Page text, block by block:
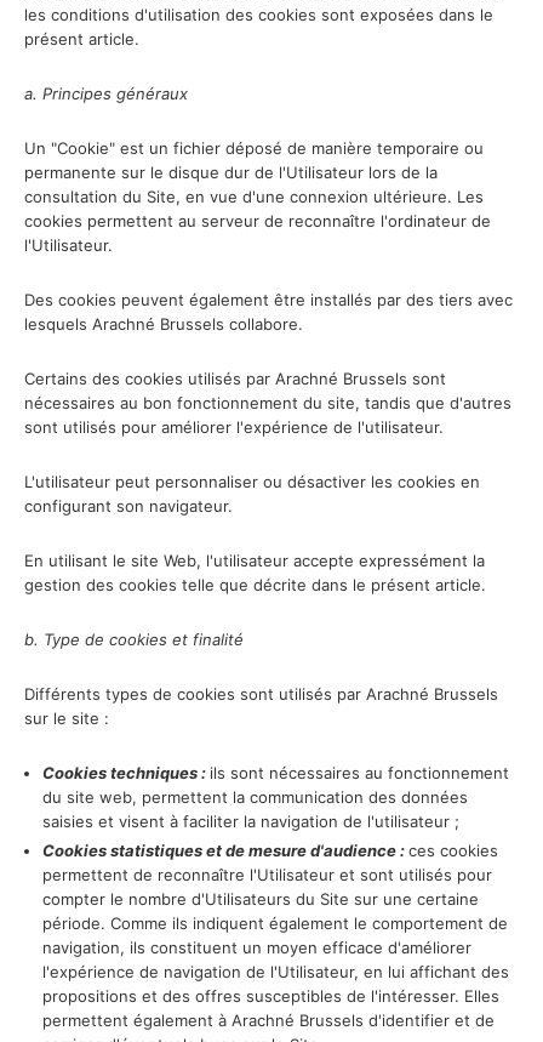
les conditions d'utilisation des cookies sont exposées dans le
présent article.
a. Principes généraux
Un "Cookie" est un fichier déposé de manière temporaire ou
permanente sur le disque dur de l'Utilisateur lors de la
consultation du Site, en vue d'une connexion ultérieure. Les
cookies permettent au serveur de reconnaître l'ordinateur de
l'Utilisateur.
Des cookies peuvent également être installés par des tiers avec
lesquels Arachné Brussels collabore.
Certains des cookies utilisés par Arachné Brussels sont
nécessaires au bon fonctionnement du site, tandis que d'autres
sont utilisés pour améliorer l'expérience de l'utilisateur.
L'utilisateur peut personnaliser ou désactiver les cookies en
configurant son navigateur.
En utilisant le site Web, l'utilisateur accepte expressément la
gestion des cookies telle que décrite dans le présent article.
b. Type de cookies et finalité
Différents types de cookies sont utilisés par Arachné Brussels
sur le site :
Cookies techniques : ils sont nécessaires au fonctionnement
du site web, permettent la communication des données
saisies et visent à faciliter la navigation de l'utilisateur ;
Cookies statistiques et de mesure d'audience :ces cookies
permettent de reconnaître l'Utilisateur et sont utilisés pour
compter le nombre d'Utilisateurs du Site sur une certaine
période. Comme ils indiquent également le comportement de
navigation, ils constituent un moyen efficace d'améliorer
l'expérience de navigation de l'Utilisateur, en lui affichant des
propositions et des offres susceptibles de l'intéresser. Elles
permettent également à Arachné Brussels d'identifier et de